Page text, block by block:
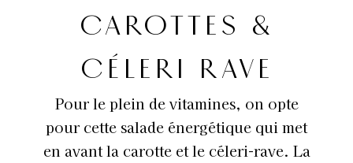
CAROTTES &
CÉLERI RAVE
Pour le plein de vitamines, on opte
pour cette salade énergétique qui met
en avant la carotte et le céleri-rave. La